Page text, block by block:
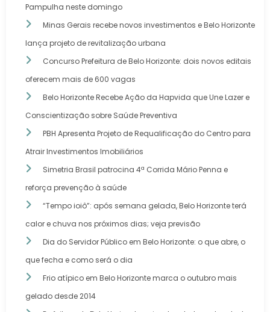
Pampulha neste domingo
Minas Gerais recebe novos investimentos e Belo Horizonte
lança projeto de revitalização urbana
Concurso Prefeitura de Belo Horizonte: dois novos editais
oferecem mais de 600 vagas
Belo Horizonte Recebe Ação da Hapvida que Une Lazer e
Conscientização sobre Saúde Preventiva
PBH Apresenta Projeto de Requalificação do Centro para
Atrair Investimentos Imobiliários
Simetria Brasil patrocina 4ª Corrida Mário Penna e
reforça prevenção à saúde
“Tempo ioiô”: após semana gelada, Belo Horizonte terá
calor e chuva nos próximos dias; veja previsão
Dia do Servidor Público em Belo Horizonte: o que abre, o
que fecha e como será o dia
Frio atípico em Belo Horizonte marca o outubro mais
gelado desde 2014